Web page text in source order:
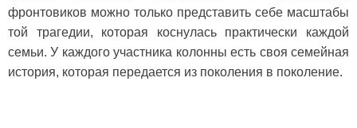
фронтовиков можно только представить себе масштабы
той трагедии, которая коснулась практически каждой
семьи. У каждого участника колонны есть своя семейная
история, которая передается из поколения в поколение.